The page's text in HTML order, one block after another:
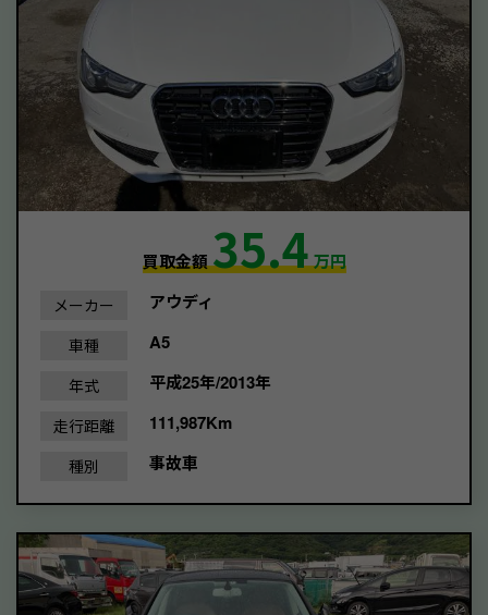
買取金額35.4万円
メーカー アウディ
車種 A5
年式 平成25年/2013年
走行距離 111,987Km
種別 事故車